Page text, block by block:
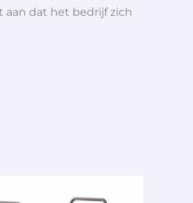
aan dat het bedrijf zich